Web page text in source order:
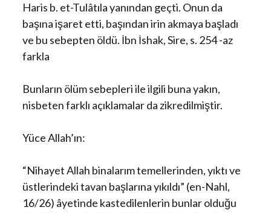
Haris b. et-Tulâtıla yanından geçti. Onun da
başına işaret etti, başından irin akmaya başladı
ve bu sebepten öldü. İbn İshak, Sire, s. 254 -az
farkla
Bunların ölüm sebepleri ile ilgili buna yakın,
nisbeten farklı açıklamalar da zikredilmiştir.
Yüce Allah’ın:
“Nihayet Allah binalarım temellerinden, yıktı ve
üstlerindeki tavan başlarına yıkıldı” (en-Nahl,
16/26) âyetinde kastedilenlerin bunlar olduğu